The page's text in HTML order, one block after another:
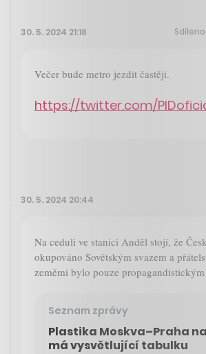
30. 5. 2024 21:18
Večer bude metro jezdit častěji.
https://twitter.com/
30. 5. 2024 20:44
Na ceduli ve stanici Anděl stojí, že
okupováno Sovětským svazem a
zeměmi bylo pouze
Seznam zprávy
Plastika Moskva–Praha
má vysvětlující tabulku